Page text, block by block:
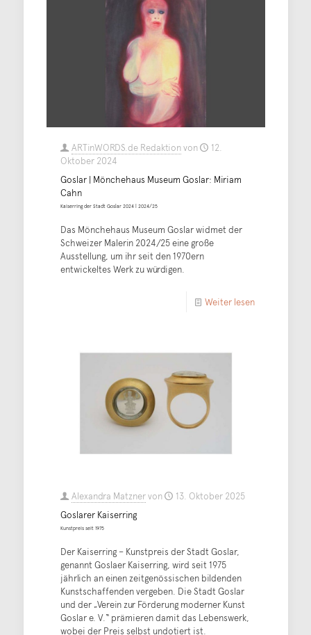
ARTinWORDS.de Redaktionvon
12.
Oktober 2024
Goslar | Mönchehaus Museum Goslar: Miriam
Cahn
Kaiserring der Stadt Goslar 2024 | 2024/25
Das Mönchehaus Museum Goslar widmet der
Schweizer Malerin 2024/25 eine große
Ausstellung, um ihr seit den 1970ern
entwickeltes Werk zu würdigen.
Weiter lesen
Alexandra Matznervon
13. Oktober 2025
Goslarer Kaiserring
Kunstpreis seit 1975
Der Kaiserring – Kunstpreis der Stadt Goslar,
genannt Goslaer Kaiserring, wird seit 1975
jährlich an einen zeitgenössischen bildenden
Kunstschaffenden vergeben. Die Stadt Goslar
und der „Verein zur Förderung moderner Kunst
Goslar e. V.“ prämieren damit das Lebenswerk,
wobei der Preis selbst undotiert ist.